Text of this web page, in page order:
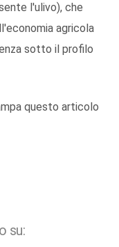
l'ulivo), che
agricola
sotto il profilo
questo articolo
su: